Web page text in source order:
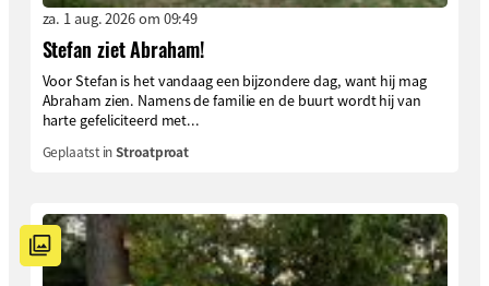
za. 1 aug. 2026 om 09:49
Stefan ziet Abraham!
Voor Stefan is het vandaag een bijzondere dag, want hij mag
Abraham zien. Namens de familie en de buurt wordt hij van
harte gefeliciteerd met...
Geplaatst inStroatproat